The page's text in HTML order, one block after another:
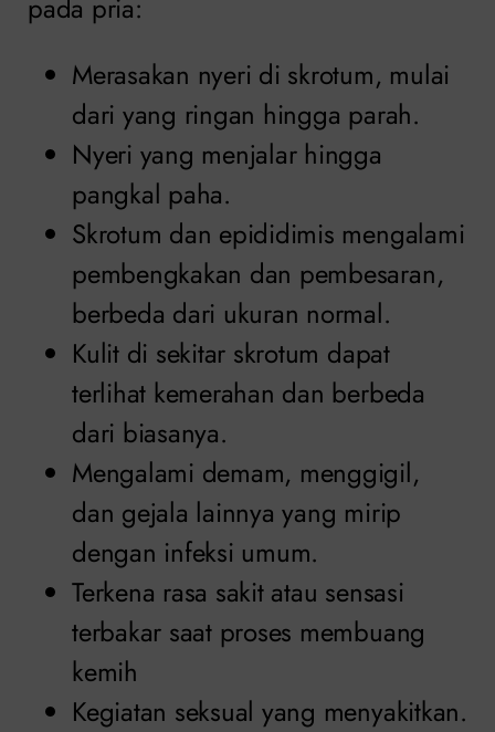
pada pria:
Merasakan nyeri di skrotum, mulai
dari yang ringan hingga parah.
Nyeri yang menjalar hingga
pangkal paha.
Skrotum dan epididimis mengalami
pembengkakan dan pembesaran,
berbeda dari ukuran normal.
Kulit di sekitar skrotum dapat
terlihat kemerahan dan berbeda
dari biasanya.
Mengalami demam, menggigil,
dan gejala lainnya yang mirip
dengan infeksi umum.
Terkena rasa sakit atau sensasi
terbakar saat proses membuang
kemih
Kegiatan seksual yang menyakitkan.